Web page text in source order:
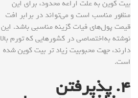
بیت کوین به علت اراعه محدود، برای این
منظور مناسب است و می‌تواند در برابر افت
قیمت پول‌های فیات گزینه مناسبی باشد. این
نوشته به‌اختصاصی در کشورهایی که تورم بالا
دارند، جهت محبوبیت زیاد تر بیت کوین شده
است.
۴. پذیرفتن